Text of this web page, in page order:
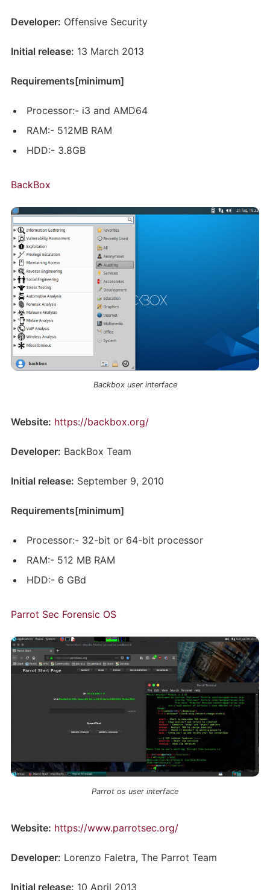
Developer: Offensive Security
Initial release: 13 March 2013
Requirements[minimum]
Processor:- i3 and AMD64
RAM:- 512MB RAM
HDD:- 3.8GB
BackBox
Backbox user interface
Website: https://backbox.org/
Developer: BackBox Team
Initial release: September 9, 2010
Requirements[minimum]
Processor:- 32-bit or 64-bit processor
RAM:- 512 MB RAM
HDD:- 6 GBd
Parrot Sec Forensic OS
Parrot os user interface
Website: https://www.parrotsec.org/
Developer: Lorenzo Faletra, The Parrot Team
Initial release: 10 April 2013